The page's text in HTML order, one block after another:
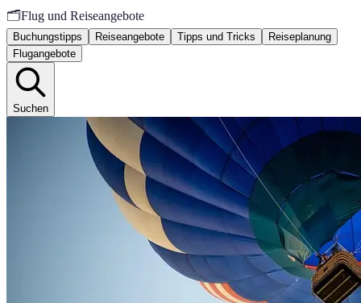
🗂️Flug und Reiseangebote
Buchungstipps Reiseangebote Tipps und Tricks
Reiseplanung
Flugangebote
Suchen